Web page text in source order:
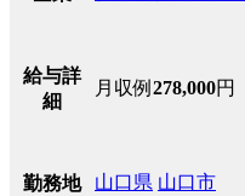
給与詳
細
月収例 278,000円
勤務地 山口県 山口市